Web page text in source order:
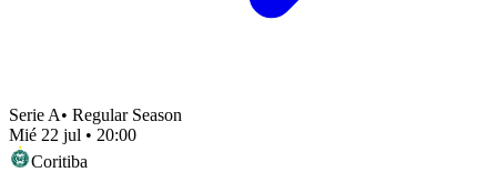
Serie A• Regular Season
Mié 22 jul • 20:00
Coritiba